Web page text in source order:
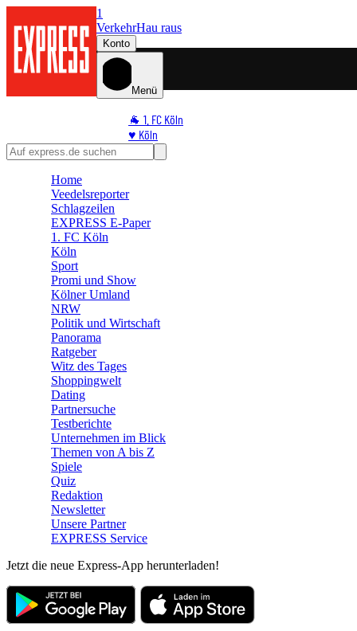
1
VerkehrHau raus
Konto
Menü
🐐 1. FC Köln
♥️ Köln
⭐ Promi
🛒 Shoppingwelt
Home
Veedelsreporter
Schlagzeilen
EXPRESS E-Paper
1. FC Köln
Köln
Sport
Promi und Show
Kölner Umland
NRW
Politik und Wirtschaft
Panorama
Ratgeber
Witz des Tages
Shoppingwelt
Dating
Partnersuche
Testberichte
Unternehmen im Blick
Themen von A bis Z
Spiele
Quiz
Redaktion
Newsletter
Unsere Partner
EXPRESS Service
Jetzt die neue Express-App herunterladen!